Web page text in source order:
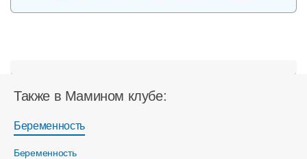
Также в Мамином клубе:
Беременность
Беременность